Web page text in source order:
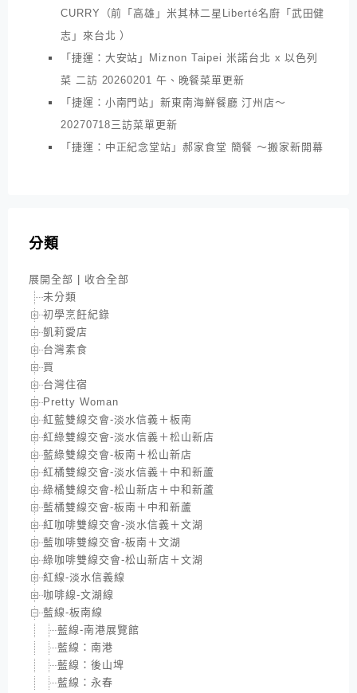
CURRY（前「高雄」米其林二星Liberté名廚「武田健
志」來台北 ）
「捷運：大安站」Miznon Taipei 米諾台北 x 以色列
菜 二訪 20260201 午、晚餐菜單更新
「捷運：小南門站」新東南海鮮餐廳 汀州店～
20270718三訪菜單更新
「捷運：中正紀念堂站」郝家食堂 簡餐 ～搬家新開幕
分類
展開全部
收合全部
未分類
初學烹飪紀錄
凱莉愛店
台灣素食
買
台灣住宿
Pretty Woman
紅藍雙線交會-淡水信義＋板南
紅綠雙線交會-淡水信義＋松山新店
藍綠雙線交會-板南＋松山新店
紅橘雙線交會-淡水信義＋中和新蘆
綠橘雙線交會-松山新店＋中和新蘆
藍橘雙線交會-板南＋中和新蘆
紅咖啡雙線交會-淡水信義＋文湖
藍咖啡雙線交會-板南＋文湖
綠咖啡雙線交會-松山新店＋文湖
紅線-淡水信義線
咖啡線-文湖線
藍線-板南線
藍線-南港展覽館
藍線：南港
藍線：後山埤
藍線：永春